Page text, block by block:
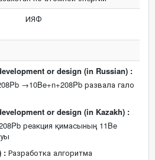
ИЯФ
or design (in Russian) :
→10Be+n+208Pb развала гало
or design (in Kazakh) :
реакция қимасының 11Be
: Разработка алгоритма